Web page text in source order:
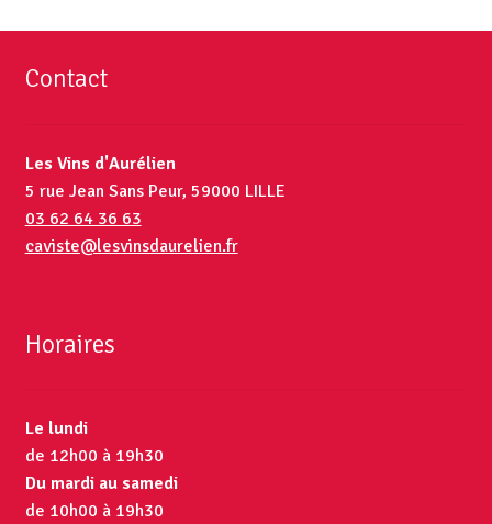
Contact
Les Vins d'Aurélien
5 rue Jean Sans Peur, 59000 LILLE
03 62 64 36 63
caviste@lesvinsdaurelien.fr
Horaires
Le lundi
de 12h00 à 19h30
Du mardi au samedi
de 10h00 à 19h30